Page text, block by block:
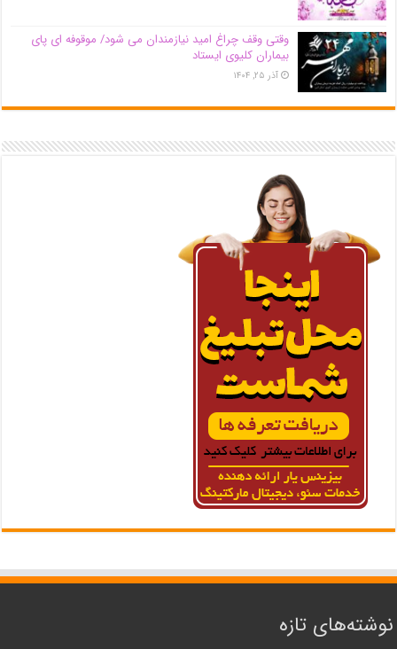
وقتی وقف چراغ امید نیازمندان می شود/ موقوفه ای پای
بیماران کلیوی ایستاد
آذر ۲۵, ۱۴۰۴
نوشته‌های تازه